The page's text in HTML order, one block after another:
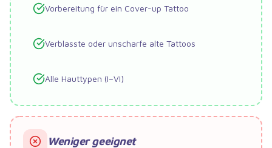
Vorbereitung für ein Cover-up Tattoo
Verblasste oder unscharfe alte Tattoos
Alle Hauttypen (I–VI)
Weniger geeignet